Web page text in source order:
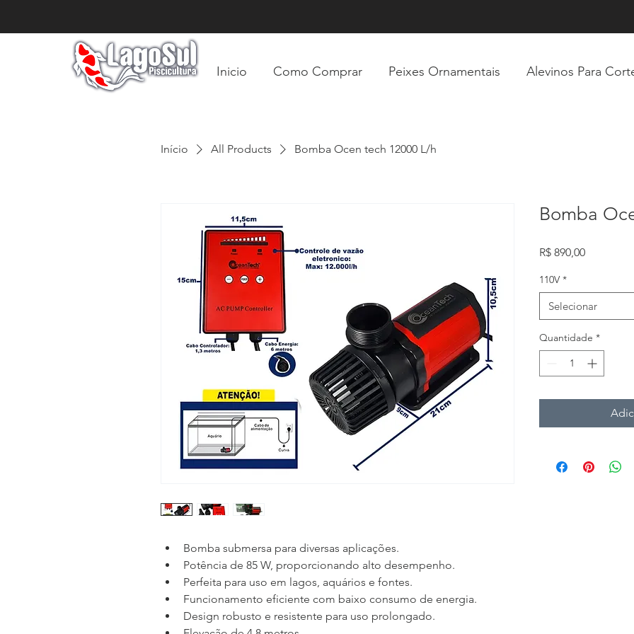
Inicio Como Comprar Peixes Ornamentais Alevinos Para
Início All Products Bomba Ocen tech 12000 L/h
Bomba submersa para diversas aplicações.
Potência de 85 W, proporcionando alto desempenho.
Perfeita para uso em lagos, aquários e fontes.
Funcionamento eficiente com baixo consumo de energia.
Design robusto e resistente para uso prolongado.
Bomba
R$ 890,00Preço
110V *
Selecionar
Quantidade *